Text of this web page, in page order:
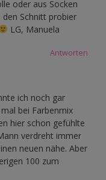
oder aus Socken
den Schnitt probier
LG, Manuela
Antworten
ich noch gar
bei Farbenmix
hier schon gefühlte
verdreht immer
neuen nähe. Aber
100 zum